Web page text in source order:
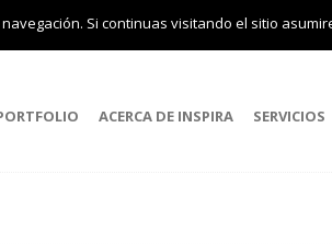
ACERCA DE INSPIRA SERVICIOS
Si continuas visitando el sitio